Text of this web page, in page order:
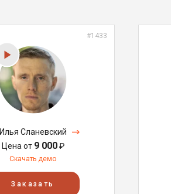
#1433
Илья Сланевский
Цена от 9 000₽
Скачать демо
Заказать